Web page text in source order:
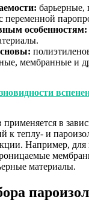
барьерные,
переменной
особенностям:
мембранные и
в
к теплу- и
Например, для
материалы.